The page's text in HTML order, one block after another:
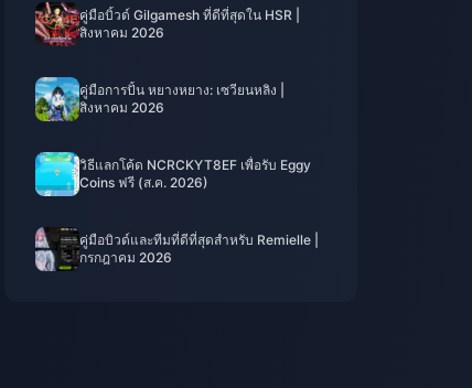
คู่มือบิ้วด์ Gilgamesh ที่ดีที่สุดใน HSR |
สิงหาคม 2026
คู่มือการปั้น หยางหยาง: เซวียนหลิง |
สิงหาคม 2026
วิธีแลกโค้ด NCRCKYT8EF เพื่อรับ Eggy
Coins ฟรี (ส.ค. 2026)
คู่มือบิวด์และทีมที่ดีที่สุดสำหรับ Remielle |
กรกฎาคม 2026